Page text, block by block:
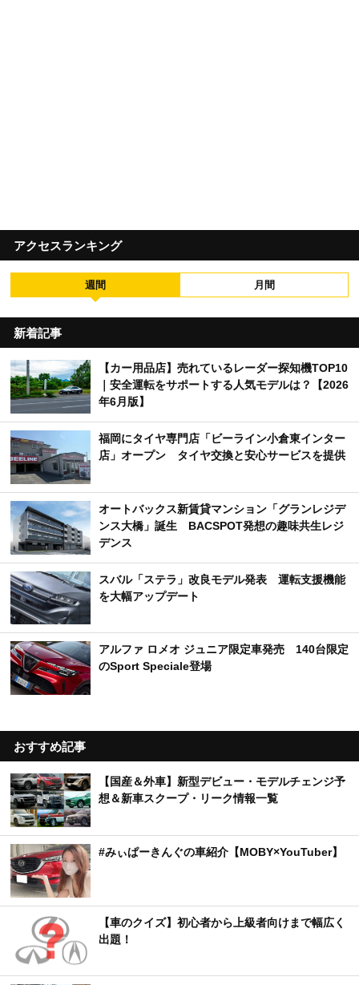
アクセスランキング
週間 月間
新着記事
【カー用品店】売れているレーダー探知機TOP10
｜安全運転をサポートする人気モデルは？【2026
年6月版】
福岡にタイヤ専門店「ビーライン小倉東インター
店」オープン タイヤ交換と安心サービスを提供
オートバックス新賃貸マンション「グランレジデ
ンス大橋」誕生 BACSPOT発想の趣味共生レジ
デンス
スバル「ステラ」改良モデル発表 運転支援機能
を大幅アップデート
アルファ ロメオ ジュニア限定車発売 140台限定
のSport Speciale登場
おすすめ記事
【国産＆外車】新型デビュー・モデルチェンジ予
想＆新車スクープ・リーク情報一覧
#みぃぱーきんぐの車紹介【MOBY×YouTuber】
【車のクイズ】初心者から上級者向けまで幅広く
出題！